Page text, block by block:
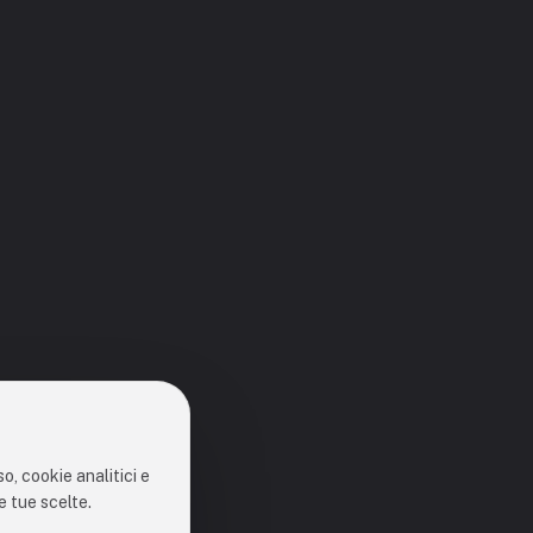
cookie analitici e
tue scelte.